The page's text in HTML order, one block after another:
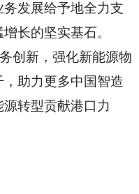
发展给予地全力支
长的坚实基石。
创新，强化新能源物
助力更多中国智造
转型贡献港口力